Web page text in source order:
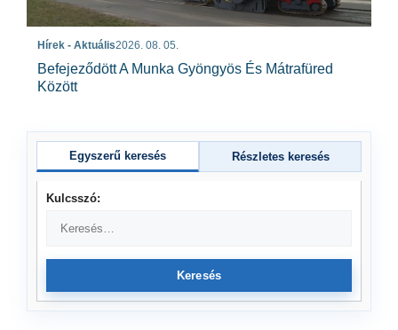
Hírek - Aktuális2026. 08. 05.
Befejeződött A Munka Gyöngyös És Mátrafüred
Között
Egyszerű keresés Részletes keresés
Kulcsszó:
Keresés